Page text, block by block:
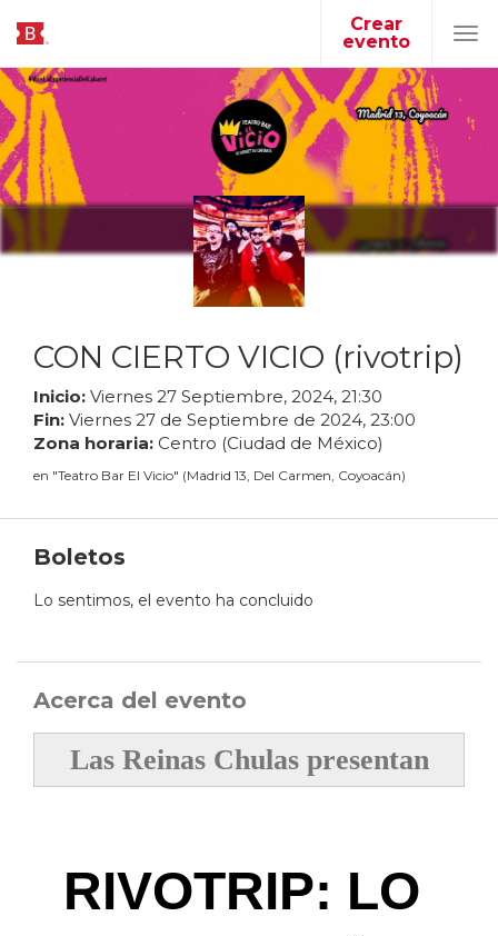
Crear
evento
CON CIERTO VICIO (rivotrip)
Inicio: Viernes 27 Septiembre, 2024, 21:30
Fin: Viernes 27 de Septiembre de 2024, 23:00
Zona horaria: Centro (Ciudad de México)
en "Teatro Bar El Vicio" (Madrid 13, Del Carmen, Coyoacán)
Boletos
Lo sentimos, el evento ha concluido
Acerca del evento
Las Reinas Chulas presentan
RIVOTRIP: LO